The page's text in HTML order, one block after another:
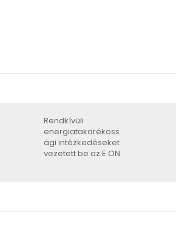
Rendkívüli
energiatakarékoss
ági intézkedéseket
vezetett be az E.ON